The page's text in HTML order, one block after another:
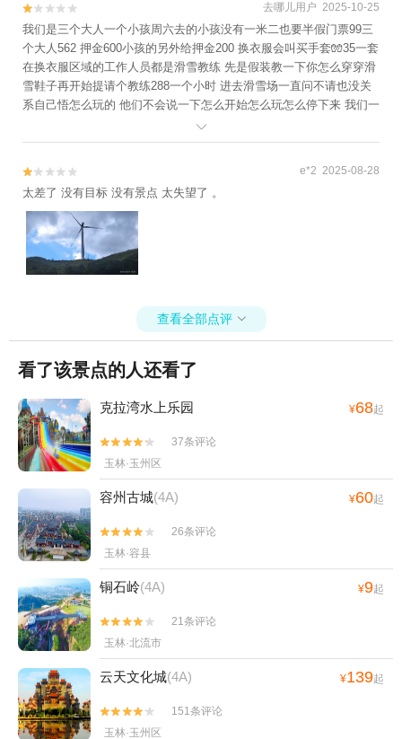

 去哪儿用户 2025-10-25
我们是三个大人一个小孩周六去的小孩没有一米二也要半假门票99三
个大人562 押金600小孩的另外给押金200 换衣服会叫买手套🧤35一套
在换衣服区域的工作人员都是滑雪教练 先是假装教一下你怎么穿穿滑
雪鞋子再开始提请个教练288一个小时 进去滑雪场一直问不请也没关
系自己悟怎么玩的 他们不会说一下怎么开始怎么玩怎么停下来 我们一
个教练都没请就看了一下视频慢慢玩起来的还没开始玩就已经没体验
感了 不会再去了


 e*2 2025-08-28
太差了 没有目标 没有景点 太失望了 。
查看全部点评 
看了该景点的人还看了
克拉湾水上乐园 ¥68起


37条评论
玉林·玉州区
容州古城(4A) ¥60起


26条评论
玉林·容县
铜石岭(4A) ¥9起


21条评论
玉林·北流市
云天文化城(4A) ¥139起


151条评论
玉林·玉州区